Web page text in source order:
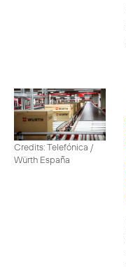
Credits: Telefónica /
Würth España